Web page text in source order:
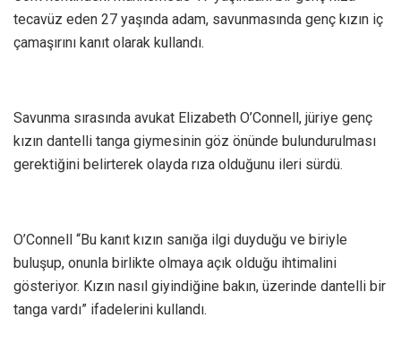
tecavüz eden 27 yaşında adam, savunmasında genç kızın iç
çamaşırını kanıt olarak kullandı.
Savunma sırasında avukat Elizabeth O’Connell, jüriye genç
kızın dantelli tanga giymesinin göz önünde bulundurulması
gerektiğini belirterek olayda rıza olduğunu ileri sürdü.
O’Connell “Bu kanıt kızın sanığa ilgi duyduğu ve biriyle
buluşup, onunla birlikte olmaya açık olduğu ihtimalini
gösteriyor. Kızın nasıl giyindiğine bakın, üzerinde dantelli bir
tanga vardı” ifadelerini kullandı.